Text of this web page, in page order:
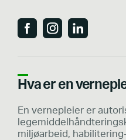
Hva er en
En vernepleier er
miljøarbeid,